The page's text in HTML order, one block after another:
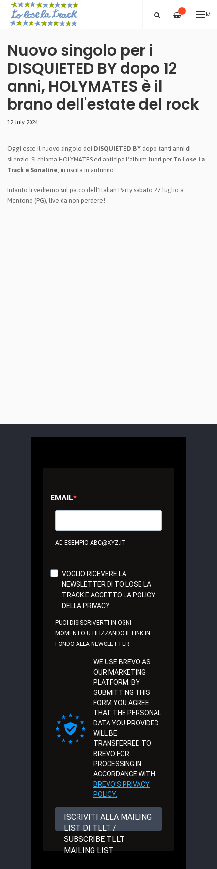
—
Nuovo singolo per i
DISQUIETED BY dopo 12
anni, HOLYMATES è il
brano dell'estate del rock
12 July 2024
Oggi esce il nuovo singolo dei DISQUIETED BY dopo tanti anni di
silenzio. Si chiama HOLYMATES ed anticipa l'album fuori per To Lose La
Track e Sonatine , in uscita in autunno.
Intanto li vedremo sul palco dell'Italian Party sabato 27 luglio a
Montone (PG), live da non perdere!
EMAIL
AD ESEMPIO ABC@XYZ.IT
VOGLIO RICEVERE LA
NEWSLETTER DI TO LOSE LA
TRACK E ACCETTO LA POLICY
DELLA PRIVACY.
PUOI DISISCRIVERTI IN OGNI
MOMENTO UTILIZZANDO IL LINK IN
FONDO ALLA NEWSLETTER.
WE USE BREVO AS
OUR MARKETING
PLATFORM. BY
SUBMITTING THIS
FORM YOU AGREE
THAT THE PERSONAL
DATA YOU PROVIDED
WILL BE
TRANSFERRED TO
BREVO FOR
PROCESSING IN
ACCORDANCE WITH
BREVO'S PRIVACY
POLICY.
ISCRIVITI ALLA MAILING
LIST DI TLLT /
SUBSCRIBE TLLT
MAILING LIST